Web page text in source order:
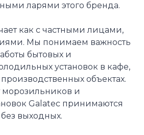
ларями этого бренда.
как с частными лицами,
Мы понимаем важность
бытовых и
установок в кафе,
объектах.
морозильников и
Galatec принимаются
выходных.